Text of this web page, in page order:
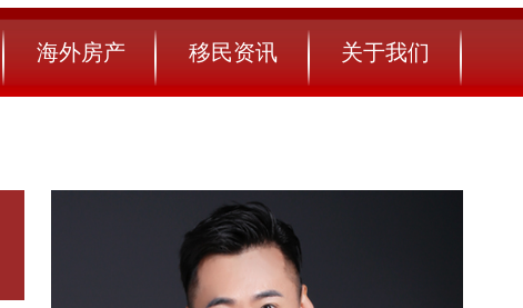
海外房产 移民资讯 关于我们